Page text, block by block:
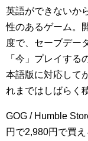
英語ができないか
性のあるゲーム。
度で、セーブデー
「今」プレイする
本語版に対応して
れまではしばらく
GOG / Humble
円で2,980円で買